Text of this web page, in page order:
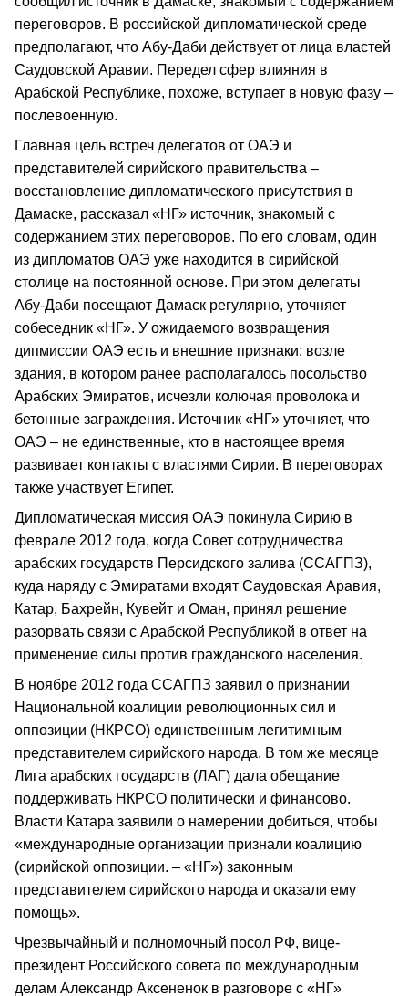
переговоров. В российской дипломатической среде
предполагают, что Абу-Даби действует от лица властей
Саудовской Аравии. Передел сфер влияния в
Арабской Республике, похоже, вступает в новую фазу –
послевоенную.
Главная цель встреч делегатов от ОАЭ и
представителей сирийского правительства –
восстановление дипломатического присутствия в
Дамаске, рассказал «НГ» источник, знакомый с
содержанием этих переговоров. По его словам, один
из дипломатов ОАЭ уже находится в сирийской
столице на постоянной основе. При этом делегаты
Абу-Даби посещают Дамаск регулярно, уточняет
собеседник «НГ». У ожидаемого возвращения
дипмиссии ОАЭ есть и внешние признаки: возле
здания, в котором ранее располагалось посольство
Арабских Эмиратов, исчезли колючая проволока и
бетонные заграждения. Источник «НГ» уточняет, что
ОАЭ – не единственные, кто в настоящее время
развивает контакты с властями Сирии. В переговорах
также участвует Египет.
Дипломатическая миссия ОАЭ покинула Сирию в
феврале 2012 года, когда Совет сотрудничества
арабских государств Персидского залива (ССАГПЗ),
куда наряду с Эмиратами входят Саудовская Аравия,
Катар, Бахрейн, Кувейт и Оман, принял решение
разорвать связи с Арабской Республикой в ответ на
применение силы против гражданского населения.
В ноябре 2012 года ССАГПЗ заявил о признании
Национальной коалиции революционных сил и
оппозиции (НКРСО) единственным легитимным
представителем сирийского народа. В том же месяце
Лига арабских государств (ЛАГ) дала обещание
поддерживать НКРСО политически и финансово.
Власти Катара заявили о намерении добиться, чтобы
«международные организации признали коалицию
(сирийской оппозиции. – «НГ») законным
представителем сирийского народа и оказали ему
помощь».
Чрезвычайный и полномочный посол РФ, вице-
президент Российского совета по международным
делам Александр Аксененок в разговоре с «НГ»